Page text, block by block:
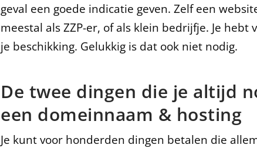
geval een goede indicatie geven. Zelf een
meestal als ZZP-er, of als klein bedrijfje. Je
je beschikking. Gelukkig is dat ook niet nodig.
De twee dingen die je altijd
een domeinnaam & hosting
Je kunt voor honderden dingen betalen die